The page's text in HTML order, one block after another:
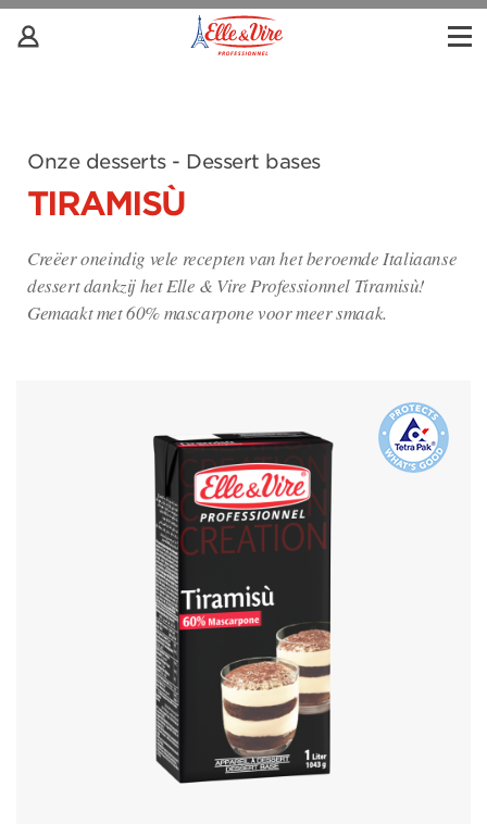
Onze desserts - Dessert bases
TIRAMISÙ
Creëer oneindig vele recepten van het beroemde Italiaanse
dessert dankzij het Elle & Vire Professionnel Tiramisù!
Gemaakt met 60% mascarpone voor meer smaak.